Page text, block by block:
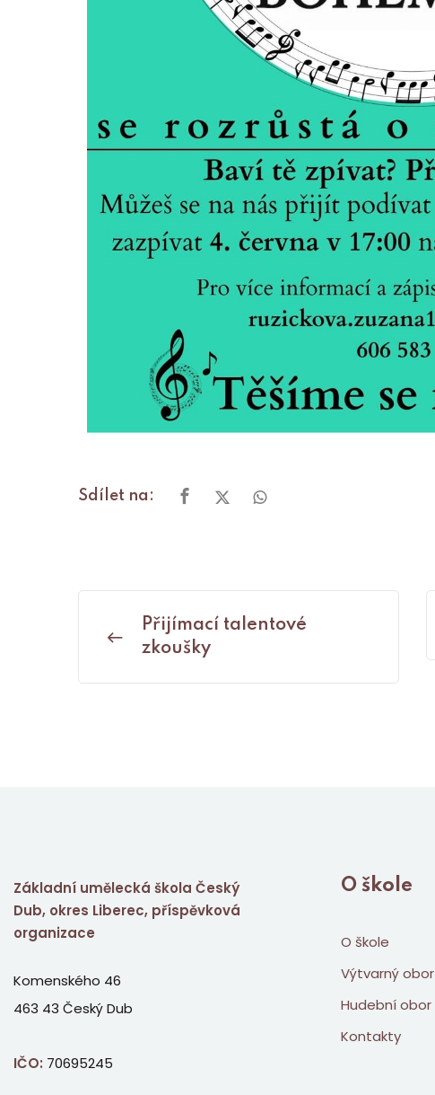
Sdílet na:
Přijímací talentové
zkoušky
Základní umělecká škola Český
Dub, okres Liberec, příspěvková
organizace
Komenského 46
463 43 Český Dub
IČO: 70695245
O škole
O škole
Výtvarný obor
Hudební obor
Kontakty